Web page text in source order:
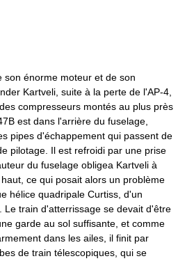
son énorme moteur et de son
Kartveli, suite à la perte de l'AP-4,
compresseurs montés au plus près
est dans l'arrière du fuselage,
pipes d'échappement qui passent de
pilotage. Il est refroidi par une prise
du fuselage obligea Kartveli à
ce qui posait alors un problème
hélice quadripale Curtiss, d'un
Le train d'atterrissage se devait d'être
garde au sol suffisante, et comme
dans les ailes, il finit par
de train télescopiques, qui se